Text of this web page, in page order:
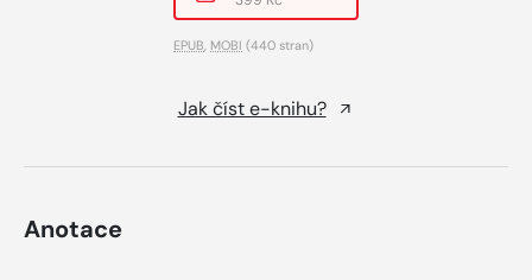
EPUB, MOBI (440 stran)
Jak číst e-knihu?
Anotace